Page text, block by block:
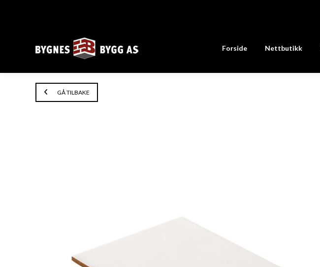
Forside Nettbutikk
GÅ TILBAKE